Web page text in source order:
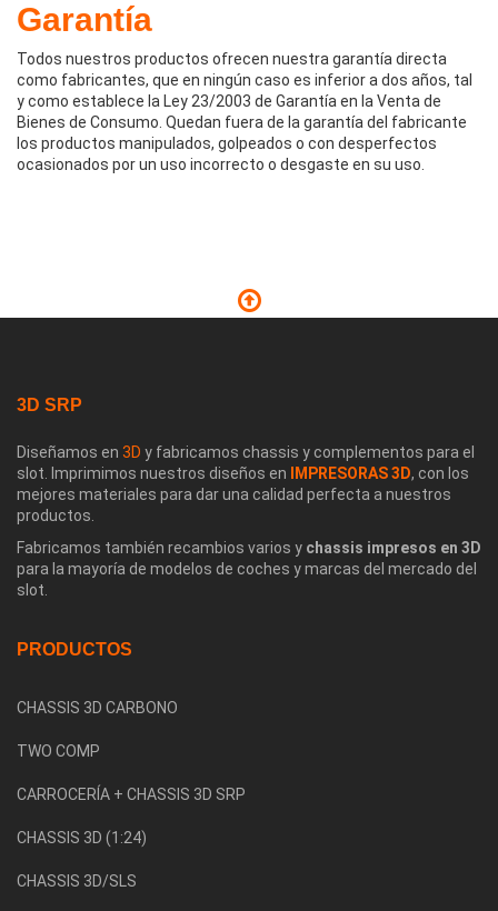
Garantía
Todos nuestros productos ofrecen nuestra garantía directa
como fabricantes, que en ningún caso es inferior a dos años, tal
y como establece la Ley 23/2003 de Garantía en la Venta de
Bienes de Consumo. Quedan fuera de la garantía del fabricante
los productos manipulados, golpeados o con desperfectos
ocasionados por un uso incorrecto o desgaste en su uso.
3D SRP
Diseñamos en 3D y fabricamos chassis y complementos para el
slot. Imprimimos nuestros diseños en
IMPRESORAS 3D, con los
mejores materiales para dar una calidad perfecta a nuestros
productos.
Fabricamos también recambios varios y chassis impresos en 3D
para la mayoría de modelos de coches y marcas del mercado del
slot.
PRODUCTOS
CHASSIS 3D CARBONO
TWO COMP
CARROCERÍA + CHASSIS 3D SRP
CHASSIS 3D (1:24)
CHASSIS 3D/SLS